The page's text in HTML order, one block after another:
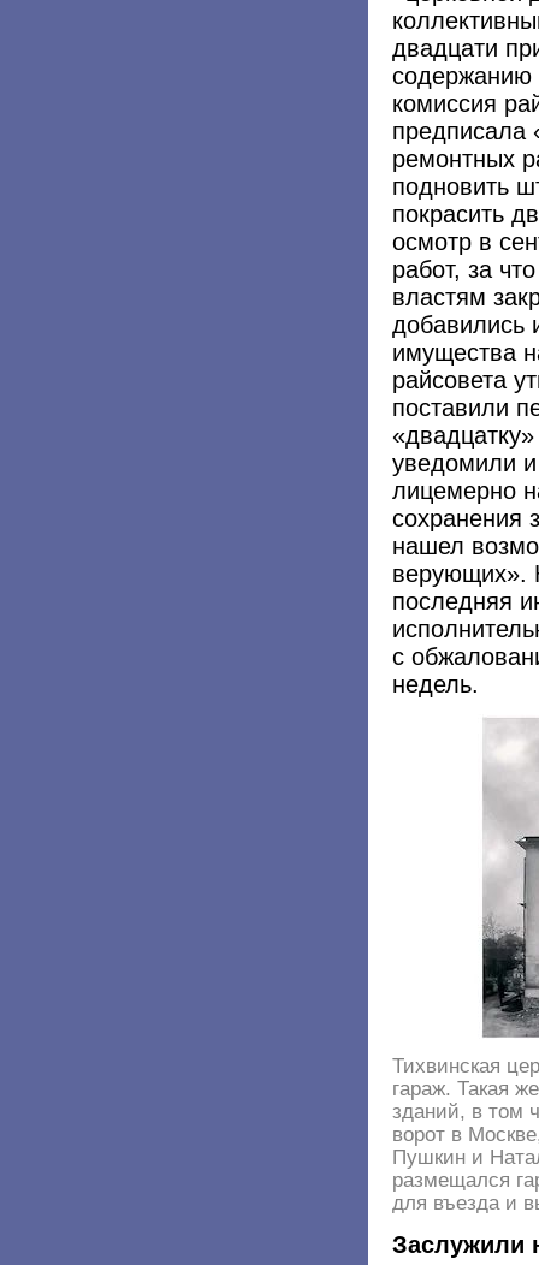
двадцати
содержанию
комиссия
предписала
ремонтных
подновить
покрасить
осмотр в
работ, за
властям
добавились
имущества
райсовета
поставили
уведомили
лицемерно
сохранения
нашел
верующих».
последняя
с
недель.
Тихвинская
гараж. Такая
зданий, в том
ворот в
Пушкин и
размещался
для въезда и
Заслужили